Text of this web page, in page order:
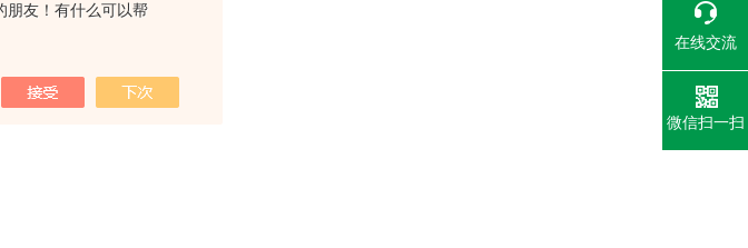
朋友！有什么可以帮
在线交流
微信扫一扫